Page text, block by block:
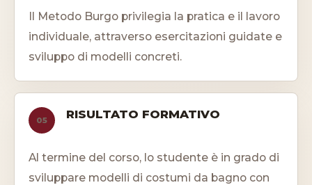
Il Metodo Burgo privilegia la pratica e il lavoro
individuale, attraverso esercitazioni guidate e
sviluppo di modelli concreti.
05 RISULTATO FORMATIVO
Al termine del corso, lo studente è in grado di
sviluppare modelli di costumi da bagno con